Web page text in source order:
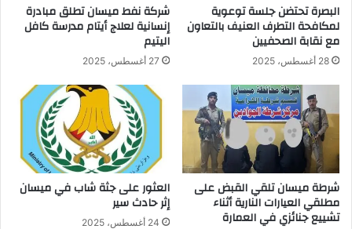
البصرة تحتضن جلسة توعوية
لمكافحة التطرف العنيف بالتعاون
مع نقابة الصحفيين
28 أغسطس، 2025
شركة نفط ميسان تطلق مبادرة
إنسانية لعلاج أيتام مدرسة كافل
اليتيم
27 أغسطس، 2025
شرطة ميسان تلقي القبض على
مطلقي العيارات النارية أثناء
تشييع جنائزي في العمارة
العثور على جثة شاب في ميسان
إثر حادث سير
24 أغسطس، 2025